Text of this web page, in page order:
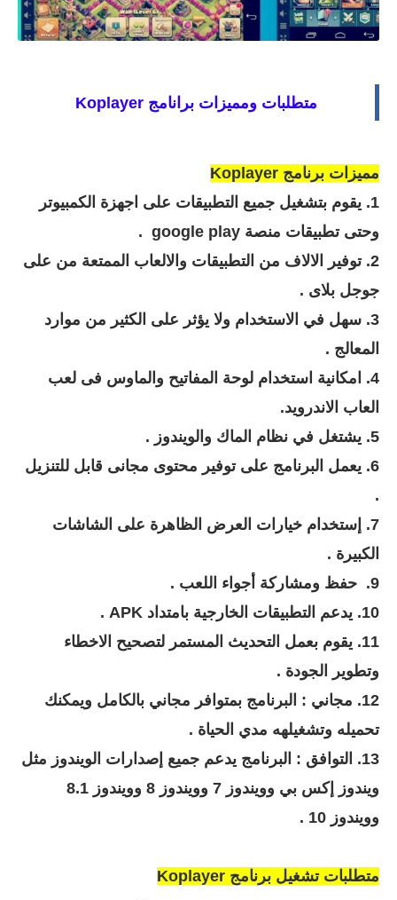
متطلبات ومميزات برانامج Koplayer
مميزات برنامج Koplayer
1. يقوم بتشغيل جميع التطبيقات على اجهزة الكمبيوتر
وحتى تطبيقات منصة google play .
2. توفير الالاف من التطبيقات والالعاب الممتعة من على
جوجل بلاى .
3. سهل في الاستخدام ولا يؤثر على الكثير من موارد
المعالج .
4. امكانية استخدام لوحة المفاتيح والماوس فى لعب
العاب الاندرويد.
5. يشتغل في نظام الماك والويندوز .
6. يعمل البرنامج على توفير محتوى مجانى قابل للتنزيل
.
7.
إستخدام خيارات العرض الظاهرة على الشاشات
الكبيرة .
9.
حفظ ومشاركة أجواء اللعب .
10. يدعم التطبيقات الخارجية بامتداد APK .
11. يقوم بعمل التحديث المستمر لتصحيح الاخطاء
وتطوير الجودة .
12. مجاني : البرنامج بمتوافر مجاني بالكامل ويمكنك
تحميله وتشغيلهه مدي الحياة .
13. التوافق : البرنامج يدعم جميع إصدارات الويندوز مثل
ويندوز إكس بي وويندوز 7 وويندوز 8 وويندوز 8.1
وويندوز 10 .
متطلبات تشغيل برنامج Koplayer